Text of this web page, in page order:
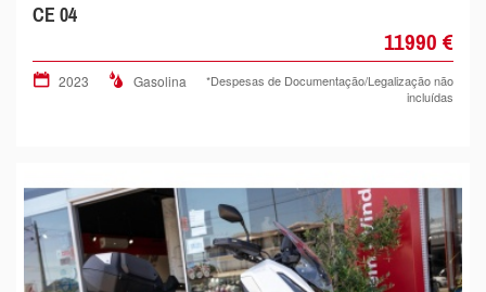
CE 04
11990 €
2023 Gasolina
*Despesas de Documentação/Legalização não
incluídas